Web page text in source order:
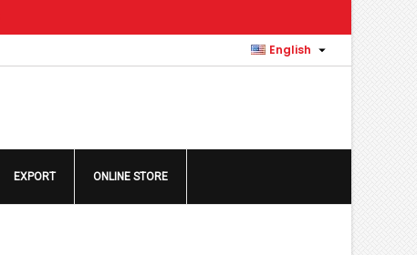
English 
EXPORT ONLINE STORE